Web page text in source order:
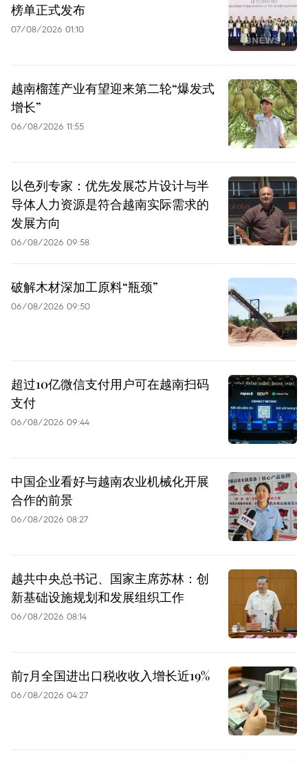
榜单正式发布
07/08/2026 01:10
越南榴莲产业有望迎来第二轮“爆发式
增长”
06/08/2026 11:55
以色列专家：优先发展芯片设计与半
导体人力资源是符合越南实际需求的
发展方向
06/08/2026 09:58
破解木材深加工原料“瓶颈”
06/08/2026 09:50
超过10亿微信支付用户可在越南扫码
支付
06/08/2026 09:44
中国企业看好与越南农业机械化开展
合作的前景
06/08/2026 08:27
越共中央总书记、国家主席苏林：创
新基础设施规划和发展组织工作
06/08/2026 08:14
前7月全国进出口税收收入增长近19%
06/08/2026 04:27